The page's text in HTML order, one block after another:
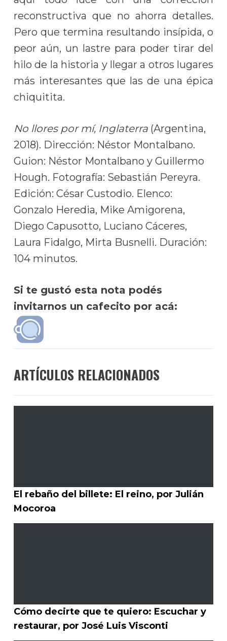
reconstructiva que no ahorra detalles.
Pero que termina resultando insípida, o
peor aún, un lastre para poder tirar del
hilo de la historia y llegar a otros lugares
más interesantes que las de una épica
chiquitita.
No llores por mí, Inglaterra(Argentina,
2018). Dirección: Néstor Montalbano.
Guion: Néstor Montalbano y Guillermo
Hough. Fotografía: Sebastián Pereyra.
Edición: César Custodio. Elenco:
Gonzalo Heredia, Mike Amigorena,
Diego Capusotto, Luciano Cáceres,
Laura Fidalgo, Mirta Busnelli. Duración:
104 minutos.
Si te gustó esta nota podés
invitarnos un cafecito por acá:
ARTÍCULOS RELACIONADOS
El rebaño del billete: El reino, por Julián
Mocoroa
Cómo decirte que te quiero: Escuchar y
restaurar, por José Luis Visconti